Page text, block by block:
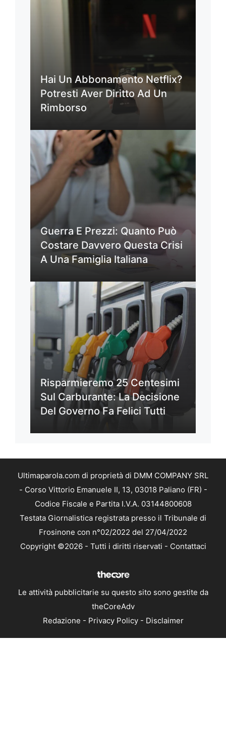
Hai Un Abbonamento Netflix?
Potresti Aver Diritto Ad Un
Rimborso
Guerra E Prezzi: Quanto Può
Costare Davvero Questa Crisi
A Una Famiglia Italiana
Risparmieremo 25 Centesimi
Sul Carburante: La Decisione
Del Governo Fa Felici Tutti
Ultimaparola.com di proprietà di DMM COMPANY SRL
- Corso Vittorio Emanuele II, 13, 03018 Paliano (FR) -
Codice Fiscale e Partita I.V.A. 03144800608
Testata Giornalistica registrata presso il Tribunale di
Frosinone con n°02/2022 del 27/04/2022
Copyright ©2026 - Tutti i diritti riservati - Contattaci
Le attività pubblicitarie su questo sito sono gestite da
theCoreAdv
Redazione - Privacy Policy- Disclaimer